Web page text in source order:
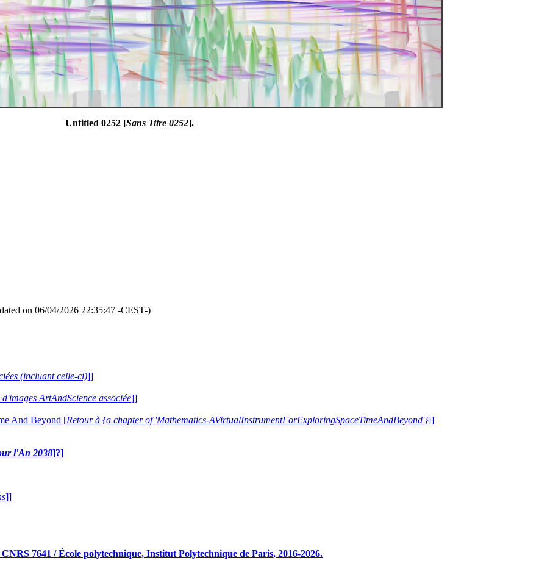
Untitled 0252 [Sans Titre 0252].
on 06/04/2026 22:35:47 -CEST-)
(incluant celle-ci)]]
ArtAndScience associée]]
And Beyond [Retour à {a chapter of 'Mathematics-AVirtualInstrumentForExploringSpaceTimeAndBeyond'}]]
l'An 2038]?]
]]
7641 / École polytechnique, Institut Polytechnique de Paris, 2016-2026.